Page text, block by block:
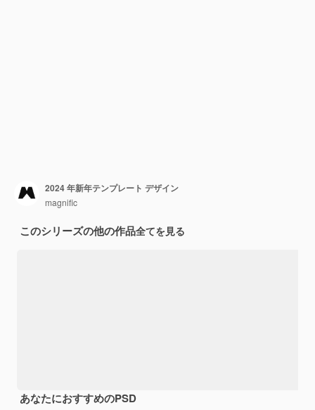
2024 年新年テンプレート デザイン
magnific
このシリーズの他の作品全てを見る
あなたにおすすめのPSD